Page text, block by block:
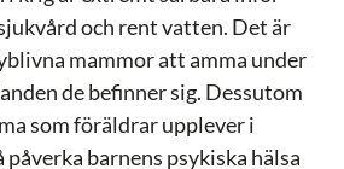
och rent vatten. Det är
mammor att amma under
de befinner sig. Dessutom
som föräldrar upplever i
barnens psykiska hälsa